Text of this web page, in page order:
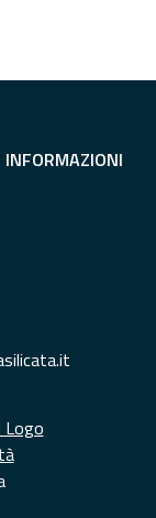
INFORMAZIONI
Logo